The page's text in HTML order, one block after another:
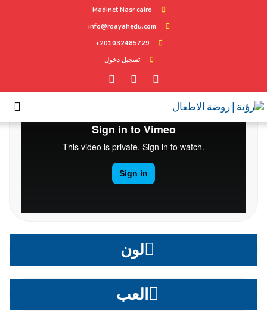
Madinet Nasr cairo
info@roayahedu.com
201032485729+
تسجيل دخول
تعلم
لون
العب